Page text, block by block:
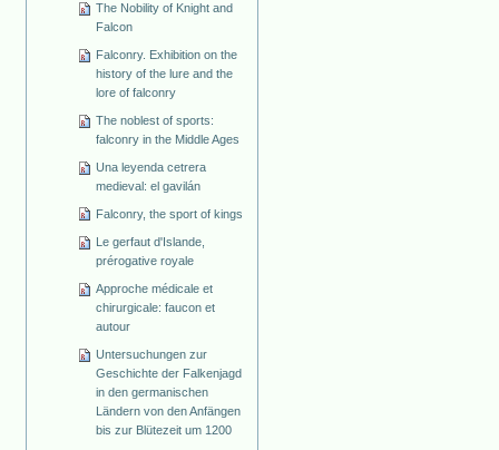
The Nobility of Knight and
Falcon
Falconry. Exhibition on the
history of the lure and the
lore of falconry
The noblest of sports:
falconry in the Middle Ages
Una leyenda cetrera
medieval: el gavilán
Falconry, the sport of kings
Le gerfaut d'Islande,
prérogative royale
Approche médicale et
chirurgicale: faucon et
autour
Untersuchungen zur
Geschichte der Falkenjagd
in den germanischen
Ländern von den Anfängen
bis zur Blütezeit um 1200